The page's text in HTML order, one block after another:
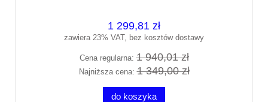
1 299,81 zł
zawiera 23% VAT, bez kosztów dostawy
Cena regularna:1 940,01 zł
Najniższa cena:1 349,00 zł
do koszyka